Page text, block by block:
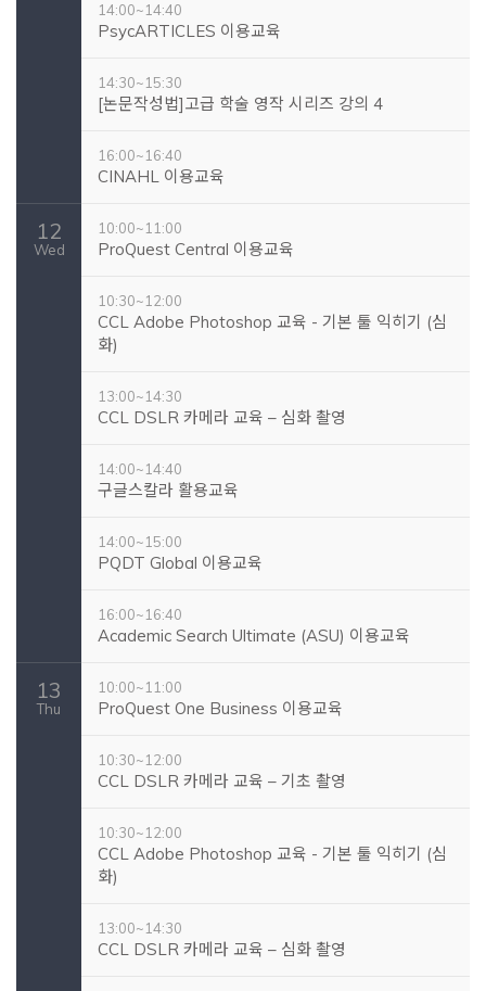
14:00~14:40
PsycARTICLES 이용교육
14:30~15:30
[논문작성법]고급 학술 영작 시리즈 강의 4
16:00~16:40
CINAHL 이용교육
12
Wed
10:00~11:00
ProQuest Central 이용교육
10:30~12:00
CCL Adobe Photoshop 교육 - 기본 툴 익히기 (심
화)
13:00~14:30
CCL DSLR 카메라 교육 – 심화 촬영
14:00~14:40
구글스칼라 활용교육
14:00~15:00
PQDT Global 이용교육
16:00~16:40
Academic Search Ultimate (ASU) 이용교육
13
Thu
10:00~11:00
ProQuest One Business 이용교육
10:30~12:00
CCL DSLR 카메라 교육 – 기초 촬영
10:30~12:00
CCL Adobe Photoshop 교육 - 기본 툴 익히기 (심
화)
13:00~14:30
CCL DSLR 카메라 교육 – 심화 촬영